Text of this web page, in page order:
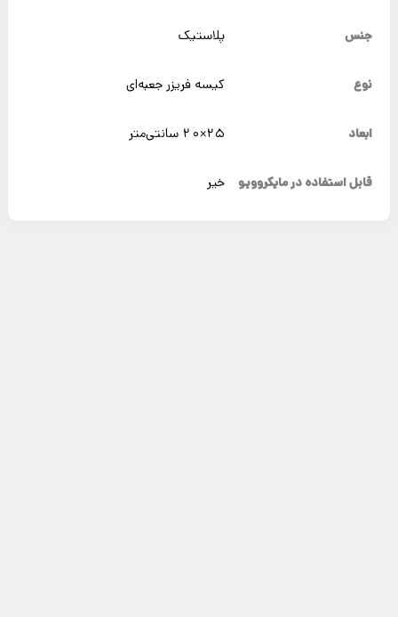
جنس پلاستیک
نوع کیسه فریزر جعبه‌ای
ابعاد 25×20 سانتی‌متر
قابل استفاده در مایکروویو خیر